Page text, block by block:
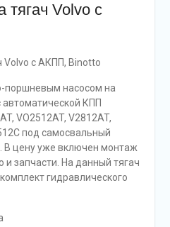
тягач Volvo c
поршневым насосом на
автоматической КПП
VO2512AT, V2812AT,
под самосвальный
В цену уже включен монтаж
и запчасти. На данный тягач
гидравлического